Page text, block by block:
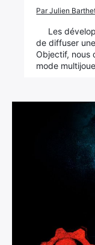
Par Julien
Les
de diffuser
Objectif, nous
mode